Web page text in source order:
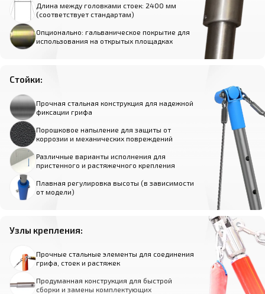
Длина между головками стоек: 2400 мм
(соответствует стандартам)
Опционально: гальваническое покрытие для
использования на открытых площадках
Стойки:
Прочная стальная конструкция для надежной
фиксации грифа
Порошковое напыление для защиты от
коррозии и механических повреждений
Различные варианты исполнения для
пристенного и растяжечного крепления
Плавная регулировка высоты (в зависимости
от модели)
Узлы крепления:
Прочные стальные элементы для соединения
грифа, стоек и растяжек
Продуманная конструкция для быстрой
сборки и замены комплектующих